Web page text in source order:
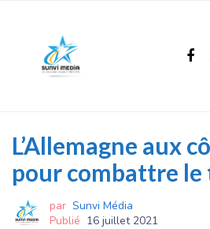
L’Allemagne aux
pour combattre
par Sunvi Média
Publié 16 juillet 2021